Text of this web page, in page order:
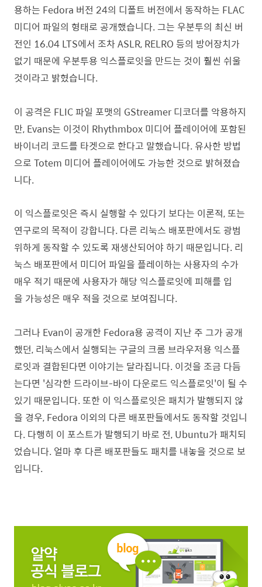
용하는 Fedora 버전 24의 디폴트 버전에서 동작하는 FLAC
미디어 파일의 형태로 공개했습니다. 그는 우분투의 최신 버
전인 16.04 LTS에서 조차 ASLR, RELRO 등의 방어장치가
없기 때문에 우분투용 익스플로잇을 만드는 것이 훨씬 쉬울
것이라고 밝혔습니다.
이 공격은 FLIC 파일 포맷의 GStreamer 디코더를 악용하지
만, Evans는 이것이 Rhythmbox 미디어 플레이어에 포함된
바이너리 코드를 타겟으로 한다고 말했습니다. 유사한 방법
으로 Totem 미디어 플레이어에도 가능한 것으로 밝혀졌습
니다.
이 익스플로잇은 즉시 실행할 수 있다기 보다는 이론적, 또는
연구로의 목적이 강합니다. 다른 리눅스 배포판에서도 광범
위하게 동작할 수 있도록 재생산되어야 하기 때문입니다. 리
눅스 배포판에서 미디어 파일을 플레이하는 사용자의 수가
매우 적기 때문에 사용자가 해당 익스플로잇에 피해를 입
을 가능성은 매우 적을 것으로 보여집니다.
그러나 Evan이 공개한 Fedora용 공격이 지난 주 그가 공개
했던, 리눅스에서 실행되는 구글의 크롬 브라우저용 익스플
로잇과 결합된다면 이야기는 달라집니다. 이것을 조금 다듬
는다면 '심각한 드라이브-바이 다운로드 익스플로잇'이 될 수
있기 때문입니다. 또한 이 익스플로잇은 패치가 발행되지 않
을 경우, Fedora 이외의 다른 배포판들에서도 동작할 것입니
다. 다행히 이 포스트가 발행되기 바로 전, Ubuntu가 패치되
었습니다. 얼마 후 다른 배포판들도 패치를 내놓을 것으로 보
입니다.